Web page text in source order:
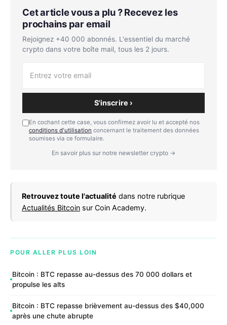
Cet article vous a plu ? Recevez les
prochains par email
Rejoignez +40 000 abonnés. L'essentiel du marché
crypto dans votre boîte mail, tous les 2 jours.
S'inscrire ›
En cochant cette case, vous confirmez avoir lu et accepté nos
conditions d'utilisation concernant le traitement des données
soumises via ce formulaire.
En savoir plus sur notre newsletter crypto →
Retrouvez toute l'actualité dans notre rubrique
Actualités Bitcoin sur Coin Academy.
POUR ALLER PLUS LOIN
Bitcoin : BTC repasse au-dessus des 70 000 dollars et
propulse les alts
Bitcoin : BTC repasse brièvement au-dessus des $40,000
après une chute abrupte